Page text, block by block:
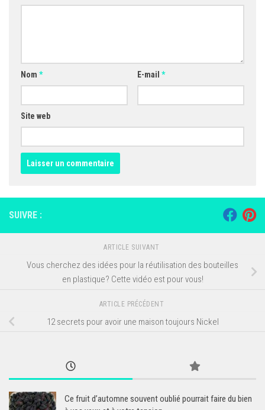
Nom * E-mail *
Site web
SUIVRE :
ARTICLE SUIVANT
Vous cherchez des idées pour la réutilisation des bouteilles
en plastique? Cette vidéo est pour vous!
ARTICLE PRÉCÉDENT
12 secrets pour avoir une maison toujours Nickel
Ce fruit d’automne souvent oublié pourrait faire du bien